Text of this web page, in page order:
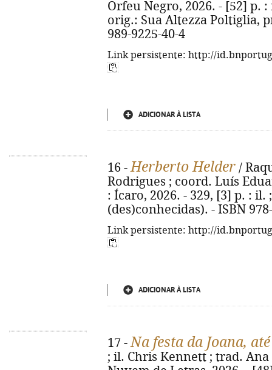
Orfeu Negro, 2026. - [52] p.
orig.: Sua Altezza Poltiglia,
989-9225-40-4
Link persistente: http://
ADICIONAR À LISTA
16 -Herberto Helder /
Rodrigues ; coord. Luís
: Ícaro, 2026. - 329, [3] p. : il.
(des)conhecidas). - ISBN
Link persistente: http://
ADICIONAR À LISTA
17 -Na festa da Joana,
; il. Chris Kennett ; trad. Ana